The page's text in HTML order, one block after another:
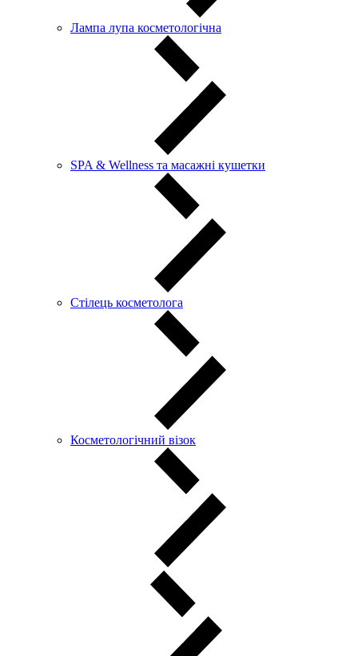
Лампа лупа косметологічна
SPA & Wellness та масажні кушетки
Стілець косметолога
Косметологічний візок